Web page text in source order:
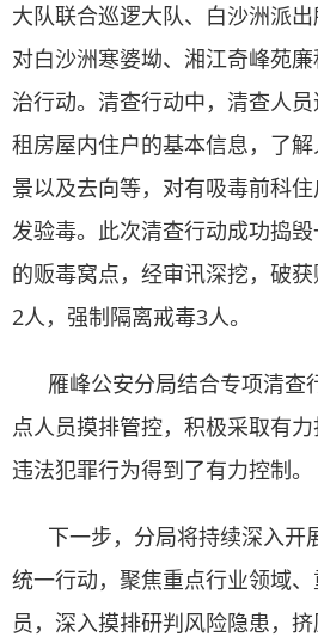
大队联合巡逻大队、白沙洲派
对白沙洲寒婆坳、湘江奇峰苑
治行动。清查行动中，清查人
租房屋内住户的基本信息，了
景以及去向等，对有吸毒前科
发验毒。此次清查行动成功捣
的贩毒窝点，经审讯深挖，破
2人，强制隔离戒毒3人。
雁峰公安分局结合专项清查
点人员摸排管控，积极采取有
违法犯罪行为得到了有力控制。
下一步，分局将持续深入开
统一行动，聚焦重点行业领域
员，深入摸排研判风险隐患，